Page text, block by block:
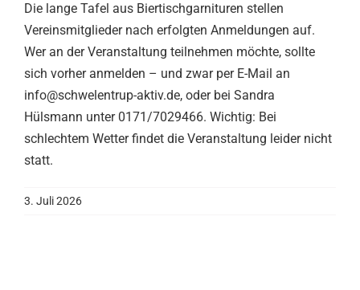
Die lange Tafel aus Biertischgarnituren stellen
Vereinsmitglieder nach erfolgten Anmeldungen auf.
Wer an der Veranstaltung teilnehmen möchte, sollte
sich vorher anmelden – und zwar per E-Mail an
info@schwelentrup-aktiv.de, oder bei Sandra
Hülsmann unter 0171/7029466. Wichtig: Bei
schlechtem Wetter findet die Veranstaltung leider nicht
statt.
3. Juli 2026